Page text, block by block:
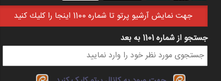
جهت نمايش آرشيو پرتو تا شماره 1100 اينجا را كليك كنيد
فرم جستجو
جستجو از شماره 1101 به بعد